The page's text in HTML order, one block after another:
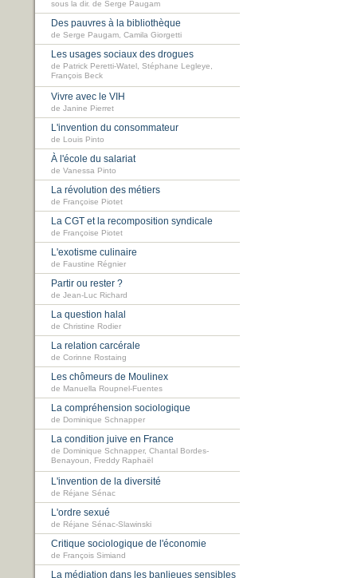
sous la dir. de Serge Paugam
Des pauvres à la bibliothèque
de Serge Paugam, Camila Giorgetti
Les usages sociaux des drogues
de Patrick Peretti-Watel, Stéphane Legleye,
François Beck
Vivre avec le VIH
de Janine Pierret
L'invention du consommateur
de Louis Pinto
À l'école du salariat
de Vanessa Pinto
La révolution des métiers
de Françoise Piotet
La CGT et la recomposition syndicale
de Françoise Piotet
L'exotisme culinaire
de Faustine Régnier
Partir ou rester ?
de Jean-Luc Richard
La question halal
de Christine Rodier
La relation carcérale
de Corinne Rostaing
Les chômeurs de Moulinex
de Manuella Roupnel-Fuentes
La compréhension sociologique
de Dominique Schnapper
La condition juive en France
de Dominique Schnapper, Chantal Bordes-
Benayoun, Freddy Raphaël
L'invention de la diversité
de Réjane Sénac
L'ordre sexué
de Réjane Sénac-Slawinski
Critique sociologique de l'économie
de François Simiand
La médiation dans les banlieues sensibles